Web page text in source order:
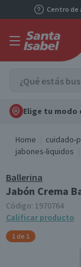
Centro de
Elige tu modo
Home cuidado-
jabones-liquidos
Ballerina
Jabón Crema
Código: 1970764
Calificar producto
1 de 1